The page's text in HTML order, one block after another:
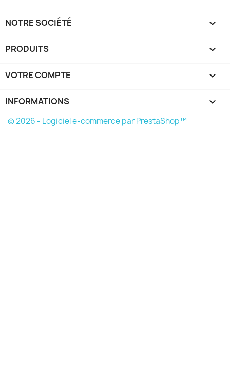
NOTRE SOCIÉTÉ 
PRODUITS 
VOTRE COMPTE 
INFORMATIONS keyboard_arrow_down
© 2026 - Logiciel e-commerce par PrestaShop™